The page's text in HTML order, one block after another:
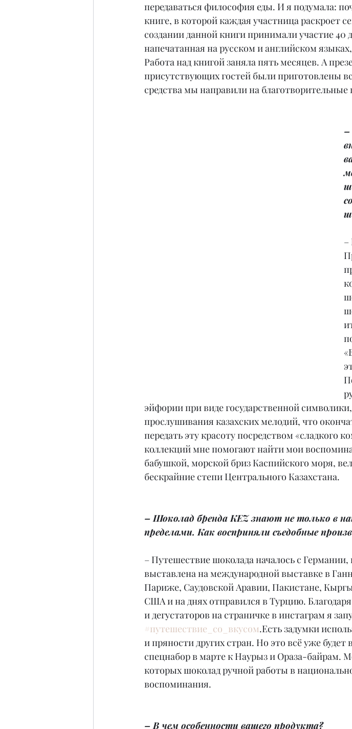
передаваться философия еды. И я подумала:
книге, в которой каждая участница раскроет
создании данной книги принимали участие 40
напечатанная на русском и английском
Работа над книгой заняла пять месяцев. А
присутствующих гостей были приготовлены
средства мы направили на благотворительные
–
–
эйфории при виде государственной
прослушивания казахских мелодий, что
передать эту красоту посредством «сладкого
коллекций мне помогают найти мои
бабушкой, морской бриз Каспийского моря,
бескрайние степи Центрального Казахстана.
– Шоколад бренда KEZ знают не только в
пределами. Как восприняли съедобные
– Путешествие шоколада началось с Германии,
выставлена на международной выставке в
Париже, Саудовской Аравии, Пакистане,
США и на днях отправился в Турцию.
и дегустаторов на страничке в инстаграм я
#путешествие_со_вкусом.Есть задумки
и пряности других стран. Но это всё уже
спецнабор в марте к Наурыз и Ораза-байрам.
которых шоколад ручной работы в
воспоминания.
– В чем особенности вашего продукта?